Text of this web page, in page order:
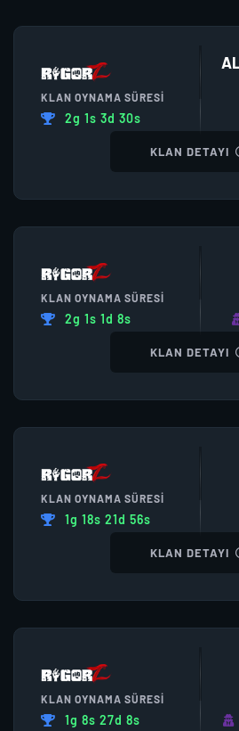
KLAN OYNAMA SÜRESI
2g 1s 3d 30s
KLAN DETAYI
KLAN OYNAMA SÜRESI
2g 1s 1d 8s
KLAN DETAYI
KLAN OYNAMA SÜRESI
1g 18s 21d 56s
KLAN DETAYI
KLAN OYNAMA SÜRESI
1g 8s 27d 8s